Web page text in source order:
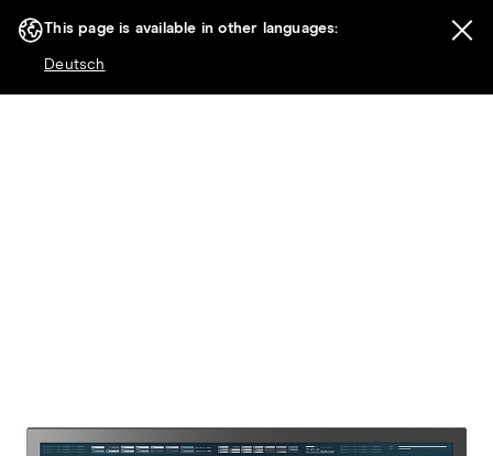
This page is available in other languages:
Deutsch